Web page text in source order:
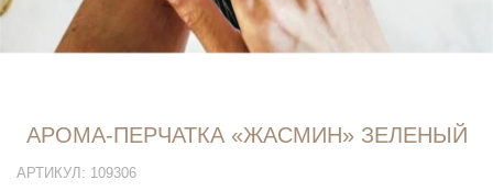
АРОМА-ПЕРЧАТКА «ЖАСМИН» ЗЕЛЕНЫЙ
АРТИКУЛ: 109306